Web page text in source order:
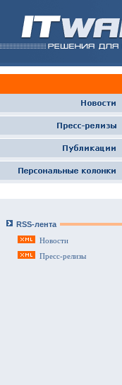
RSS-лента
Новости
Пресс-релизы